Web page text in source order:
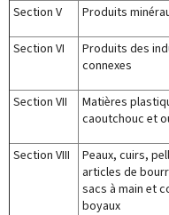
Section V Produits
Section VI
Produits des
connexes
Section VII
Matières
caoutchouc et
Section VIII
Peaux, cuirs,
articles de
sacs à main et
boyaux